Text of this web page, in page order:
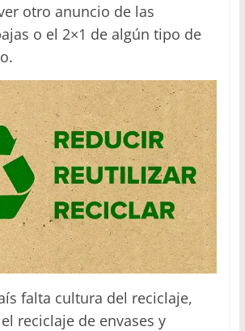
otro anuncio de las
o el 2×1 de algún tipo de
falta cultura del reciclaje,
reciclaje de envases y